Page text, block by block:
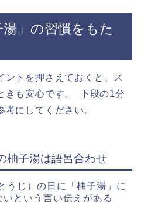
」の習慣をもた
ントを押さえておくと、ス
きも安心です。 下段の1分
にしてください。
柚子湯は語呂合わせ
うじ）の日に「柚子湯」に
いという言い伝えがある